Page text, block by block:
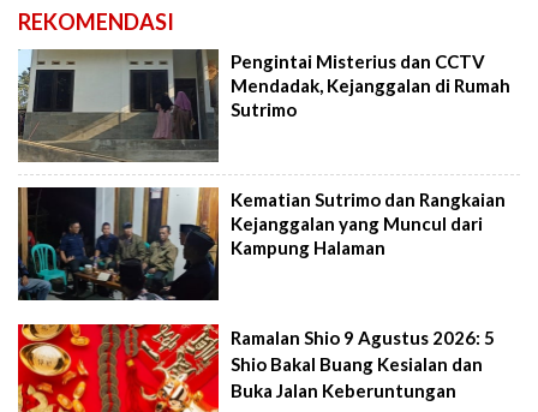
REKOMENDASI
Pengintai Misterius dan CCTV
Mendadak, Kejanggalan di Rumah
Sutrimo
Kematian Sutrimo dan Rangkaian
Kejanggalan yang Muncul dari
Kampung Halaman
Ramalan Shio 9 Agustus 2026: 5
Shio Bakal Buang Kesialan dan
Buka Jalan Keberuntungan